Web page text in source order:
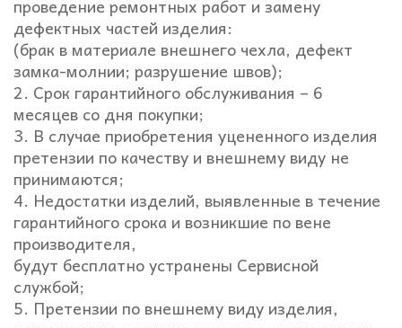
проведение ремонтных работ и замену
дефектных частей изделия:
(брак в материале внешнего чехла, дефект
замка-молнии; разрушение швов);
2. Срок гарантийного обслуживания – 6
месяцев со дня покупки;
3. В случае приобретения уцененного изделия
претензии по качеству и внешнему виду не
принимаются;
4. Недостатки изделий, выявленные в течение
гарантийного срока и возникшие по вене
производителя,
будут бесплатно устранены Сервисной
службой;
5. Претензии по внешнему виду изделия,